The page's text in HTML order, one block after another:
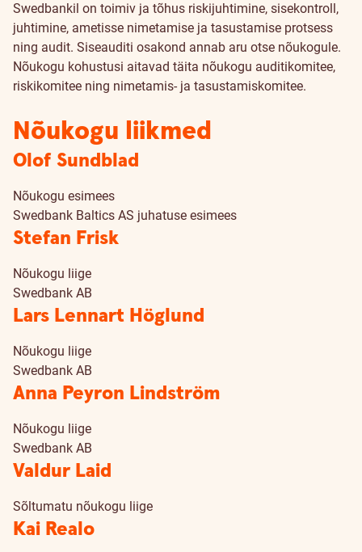
Swedbankil on toimiv ja tõhus riskijuhtimine, sisekontroll,
juhtimine, ametisse nimetamise ja tasustamise protsess
ning audit. Siseauditi osakond annab aru otse nõukogule.
Nõukogu kohustusi aitavad täita nõukogu auditikomitee,
riskikomitee ning nimetamis- ja tasustamiskomitee.
Nõukogu liikmed
Olof Sundblad
Nõukogu esimees
Swedbank Baltics AS juhatuse esimees
Stefan Frisk
Nõukogu liige
Swedbank AB
Lars Lennart Höglund
Nõukogu liige
Swedbank AB
Anna Peyron Lindström
Nõukogu liige
Swedbank AB
Valdur Laid
Sõltumatu nõukogu liige
Kai Realo